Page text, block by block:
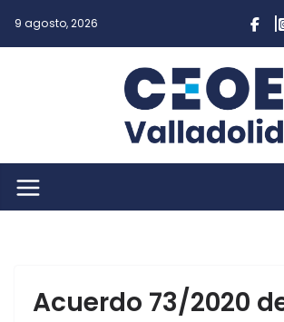
9 agosto, 2026
Acuerdo 73/2020